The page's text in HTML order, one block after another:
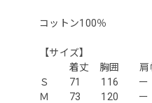
コットン100％
【サイズ
着丈 胸囲 肩幅(
Ｓ 71 116 ー
Ｍ 73 120 ー